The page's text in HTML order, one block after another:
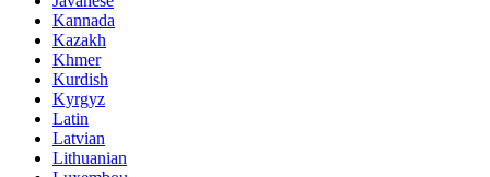
Kannada
Kazakh
Khmer
Kurdish
Kyrgyz
Latin
Latvian
Lithuanian